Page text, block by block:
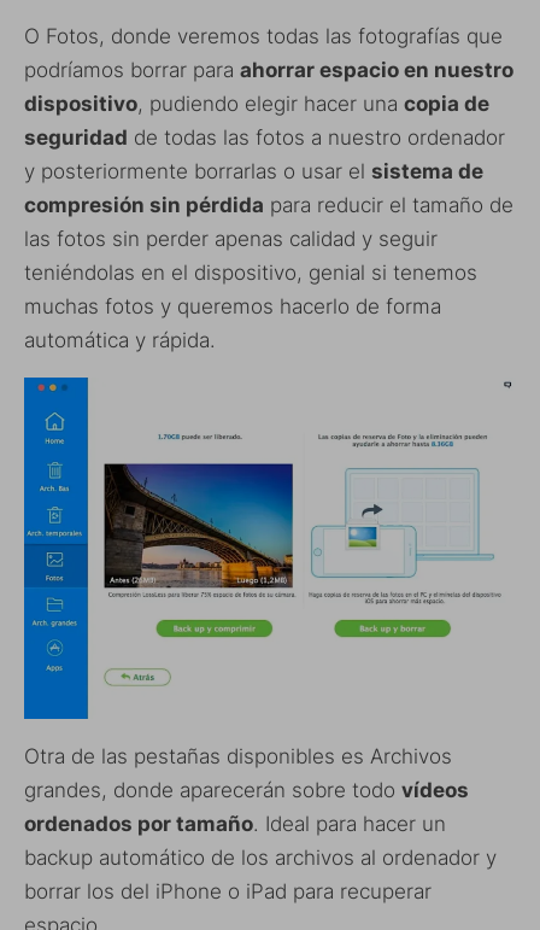
O Fotos, donde veremos todas las fotografías que
podríamos borrar para ahorrar espacio en nuestro
dispositivo, pudiendo elegir hacer una copia de
seguridad de todas las fotos a nuestro ordenador
y posteriormente borrarlas o usar el sistema de
compresión sin pérdida para reducir el tamaño de
las fotos sin perder apenas calidad y seguir
teniéndolas en el dispositivo, genial si tenemos
muchas fotos y queremos hacerlo de forma
automática y rápida.
Otra de las pestañas disponibles es Archivos
grandes, donde aparecerán sobre todo vídeos
ordenados por tamaño. Ideal para hacer un
backup automático de los archivos al ordenador y
borrar los del iPhone o iPad para recuperar
espacio.